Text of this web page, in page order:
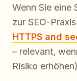
Wenn Sie eine
zur SEO-
HTTPS and
– relevant,
Risiko